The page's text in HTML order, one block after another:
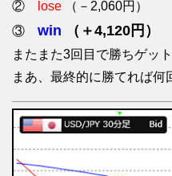
②
lose （－2,060円）
③ win （＋4,120円）
またまた3回目で勝ちゲット
まあ、最終的に勝てれば何